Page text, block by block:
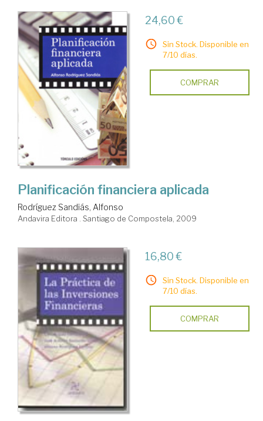
24,60 €
Sin Stock. Disponible en
7/10 días.
COMPRAR
Planificación financiera aplicada
Rodríguez Sandiás, Alfonso
Andavira Editora . Santiago de Compostela, 2009
16,80 €
Sin Stock. Disponible en
7/10 días.
COMPRAR